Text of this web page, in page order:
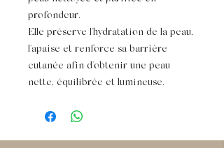
profondeur.
Elle préserve l'hydratation de la peau,
l'apaise et renforce sa barrière
cutanée afin d'obtenir une peau
nette, équilibrée et lumineuse.